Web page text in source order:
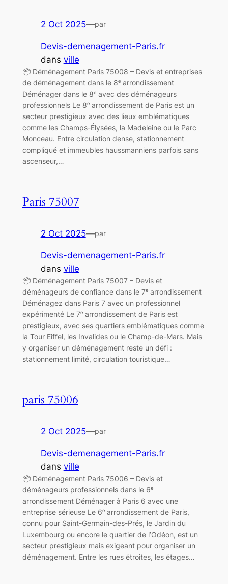
2 Oct 2025—par
Devis-demenagement-Paris.fr
dans ville
📦 Déménagement Paris 75008 – Devis et entreprises
de déménagement dans le 8ᵉ arrondissement
Déménager dans le 8ᵉ avec des déménageurs
professionnels Le 8ᵉ arrondissement de Paris est un
secteur prestigieux avec des lieux emblématiques
comme les Champs-Élysées, la Madeleine ou le Parc
Monceau. Entre circulation dense, stationnement
compliqué et immeubles haussmanniens parfois sans
ascenseur,…
Paris 75007
2 Oct 2025—par
Devis-demenagement-Paris.fr
dans ville
📦 Déménagement Paris 75007 – Devis et
déménageurs de confiance dans le 7ᵉ arrondissement
Déménagez dans Paris 7 avec un professionnel
expérimenté Le 7ᵉ arrondissement de Paris est
prestigieux, avec ses quartiers emblématiques comme
la Tour Eiffel, les Invalides ou le Champ-de-Mars. Mais
y organiser un déménagement reste un défi :
stationnement limité, circulation touristique…
paris 75006
2 Oct 2025—par
Devis-demenagement-Paris.fr
dans ville
📦 Déménagement Paris 75006 – Devis et
déménageurs professionnels dans le 6ᵉ
arrondissement Déménager à Paris 6 avec une
entreprise sérieuse Le 6ᵉ arrondissement de Paris,
connu pour Saint-Germain-des-Prés, le Jardin du
Luxembourg ou encore le quartier de l’Odéon, est un
secteur prestigieux mais exigeant pour organiser un
déménagement. Entre les rues étroites, les étages…